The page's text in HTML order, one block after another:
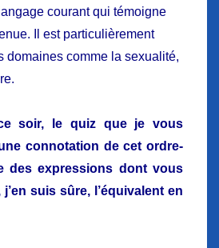
courant qui témoigne
Il est particulièrement
domaines comme la sexualité,
soir, le quiz que je vous
connotation de cet ordre-
des expressions dont vous
suis sûre, l’équivalent en